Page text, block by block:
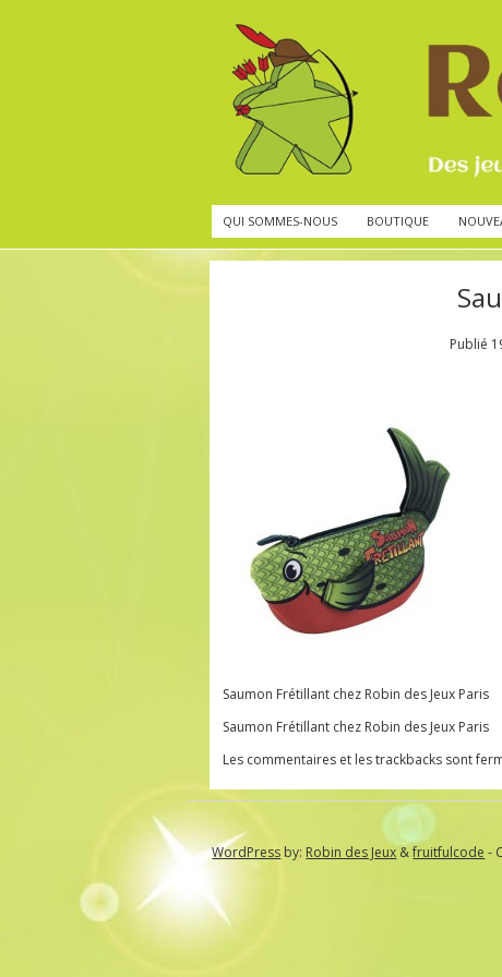
QUI SOMMES-NOUS BOUTIQUE
Publié
Saumon Frétillant chez Robin des Jeux Paris
Saumon Frétillant chez Robin des Jeux Paris
Les commentaires et les trackbacks sont
WordPress by: Robin des Jeux &fruitfulcode -